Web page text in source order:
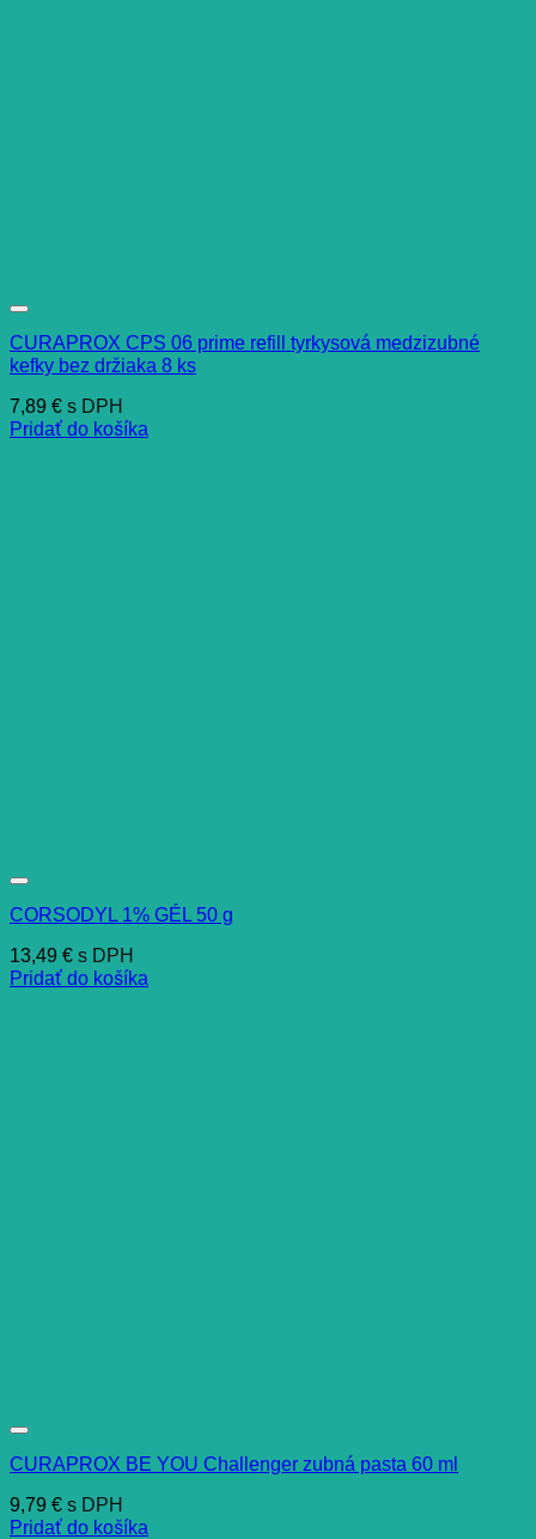
CURAPROX CPS 06 prime refill tyrkysová medzizubné
kefky bez držiaka 8 ks
7,89 € s DPH
Pridať do košíka
CORSODYL 1% GÉL 50 g
13,49 € s DPH
Pridať do košíka
CURAPROX BE YOU Challenger zubná pasta 60 ml
9,79 € s DPH
Pridať do košíka